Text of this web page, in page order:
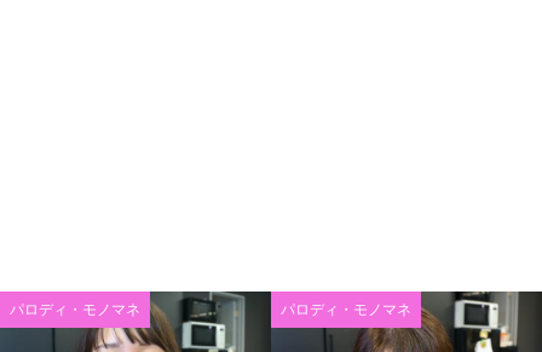
パロディ・モノマネ パロディ・モノマネ